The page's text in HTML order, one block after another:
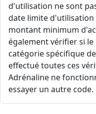
d'utilisation ne sont
date limite
montant minimum
également vérifier si
catégorie spécifique
effectué toutes ces
Adrénaline ne
essayer un autre code.